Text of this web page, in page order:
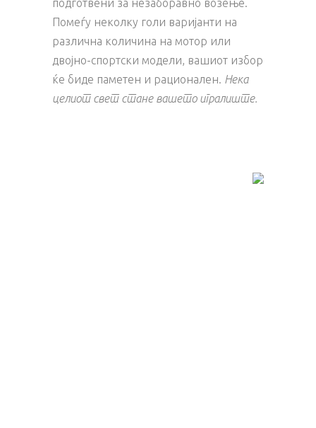
подготвени за незаборавно возење.
Помеѓу неколку голи варијанти на
различна количина на мотор или
двојно-спортски модели, вашиот избор
ќе биде паметен и рационален. Нека
целиот свет стане вашето игралиште.